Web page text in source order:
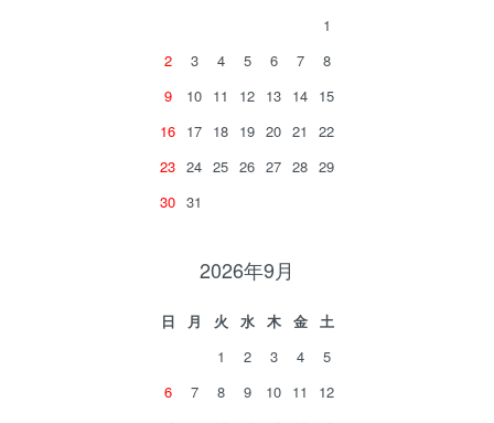
1
2
3 4 5 6 7
8
9
10 11 12 13 14 15
16 17 18 19 20 21
22
23 24 25 26 27 28 29
30 31
2026年9月
日 月 火 水 木 金
土
1
2 3 4
5
6
7 8 9 10 11
12